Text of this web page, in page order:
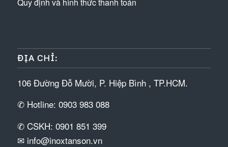
Quy định và hình thức thanh toán
ĐỊA CHỈ:
106 Đường Đỗ Mười, P. Hiệp Bình , TP.HCM.
✆ Hotline: 0903 983 088
✆ CSKH: 0901 851 399
✉ info@inoxtanson.vn